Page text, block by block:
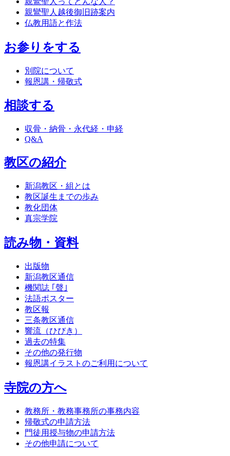
親鸞聖人越後御旧跡案内
仏教用語と作法
お参りをする
別院について
報恩講・帰敬式
相談する
収骨・納骨・永代経・申経
Q&A
教区の紹介
新潟教区・組とは
教区誕生までの歩み
教化団体
真宗学院
読み物・資料
出版物
新潟教区通信
機関誌 ｢聲｣
法語ポスター
教区報
三条教区通信
響流（ひびき）
過去の特集
その他の発行物
報恩講イラストのご利用について
寺院の方へ
教務所・教務事務所の事務内容
帰敬式の申請方法
門徒用授与物の申請方法
その他申請について